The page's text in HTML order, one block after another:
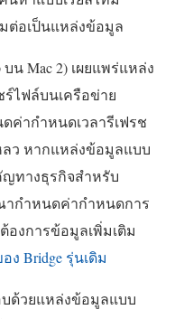
ต่อเป็นแหล่งข้อมูล
บน Mac 2) เผยแพร่แหล่ง
ไฟล์บนเครือข่าย
ค่ากำหนดเวลารีเฟรช
ลว หากแหล่งข้อมูลแบบ
ทางธุรกิจสำหรับ
กำหนดค่ากำหนดการ
องการข้อมูลเพิ่มเติม
Bridge รุ่นเดิม
ด้วยแหล่งข้อมูลแบบ